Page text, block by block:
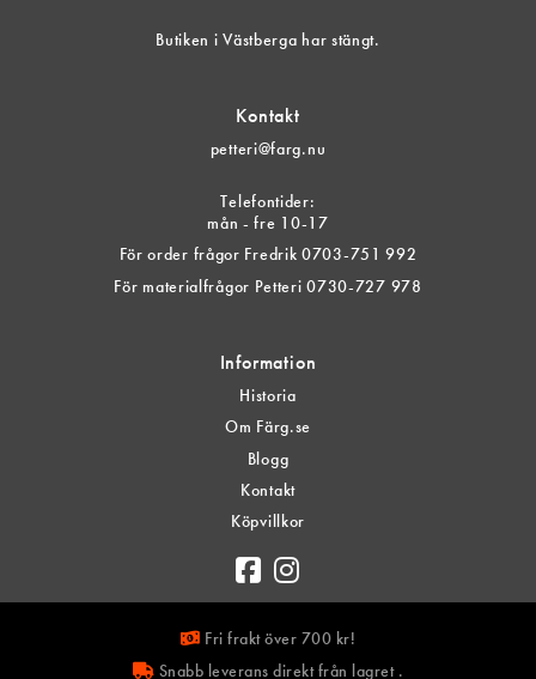
Butiken i Västberga har stängt.
Kontakt
petteri@farg.nu
Telefontider:
mån - fre 10-17
För order frågor Fredrik 0703-751 992
För materialfrågor Petteri 0730-727 978
Information
Historia
Om Färg.se
Blogg
Kontakt
Köpvillkor
Fri frakt över 700 kr!
Snabb leverans direkt från lagret .